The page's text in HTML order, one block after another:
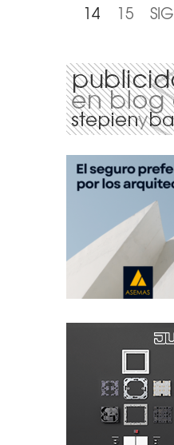
14
15